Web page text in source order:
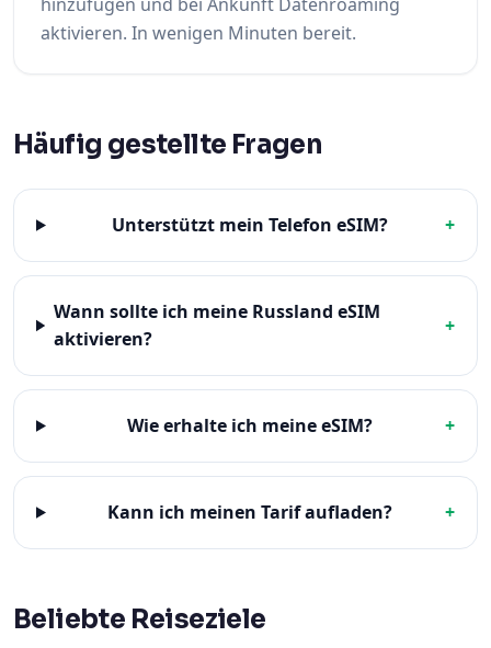
aktivieren. In wenigen Minuten bereit.
Häufig gestellte Fragen
Unterstützt mein Telefon eSIM? +
Wann sollte ich meine Russland eSIM
aktivieren?
+
Wie erhalte ich meine eSIM? +
Kann ich meinen Tarif aufladen? +
Beliebte Reiseziele